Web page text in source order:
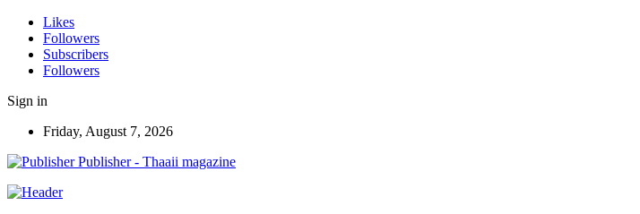
Likes
Followers
Subscribers
Followers
Sign in
Friday, August 7, 2026
Publisher - Thaaii magazine